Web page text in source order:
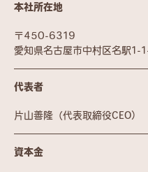
本社所在地
〒450-6319
愛知県名古屋市中村区名駅1-
代表者
片山善隆（代表取締役CEO）
資本金